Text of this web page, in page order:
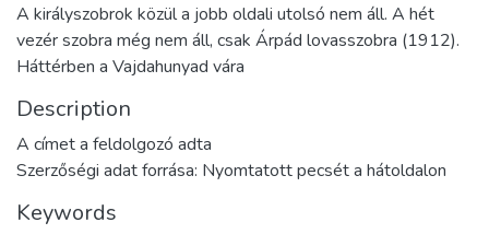
A királyszobrok közül a jobb oldali utolsó nem áll. A hét
vezér szobra még nem áll, csak Árpád lovasszobra (1912).
Háttérben a Vajdahunyad vára
Description
A címet a feldolgozó adta
Szerzőségi adat forrása: Nyomtatott pecsét a hátoldalon
Keywords